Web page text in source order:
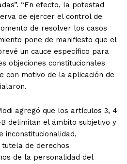
“En efecto, la potestad
de ejercer el control de
de resolver los casos
pone de manifiesto que el
un cauce específico para
objeciones constitucionales
con motivo de la aplicación de
agregó que los artículos 3, 4
delimitan el ámbito subjetivo y
inconstitucionalidad,
de derechos
de la personalidad del